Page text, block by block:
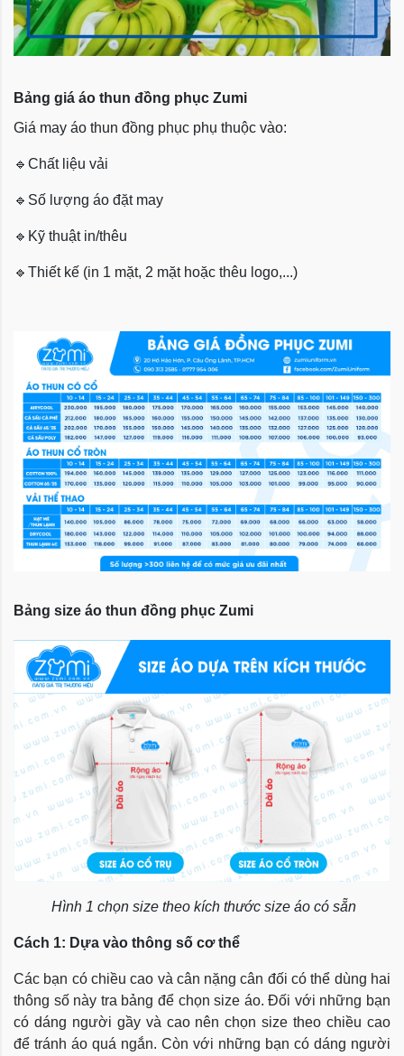
Bảng giá áo thun đồng phục Zumi
Giá may áo thun đồng phục phụ thuộc vào:
🔹 Chất liệu vải
🔹 Số lượng áo đặt may
🔹 Kỹ thuật in/thêu
🔹 Thiết kế (in 1 mặt, 2 mặt hoặc thêu logo,...)
Bảng size áo thun đồng phục Zumi
Hình 1 chọn size theo kích thước size áo có sẵn
Cách 1: Dựa vào thông số cơ thể
Các bạn có chiều cao và cân nặng cân đối có thể dùng hai
thông số này tra bảng để chọn size áo. Đối với những bạn
có dáng người gầy và cao nên chọn size theo chiều cao
để tránh áo quá ngắn. Còn với những bạn có dáng người